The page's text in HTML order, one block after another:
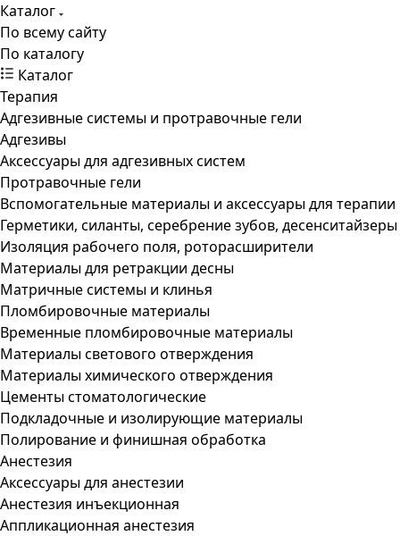
Каталог
По всему сайту
По каталогу
Каталог
Терапия
Адгезивные системы и протравочные гели
Адгезивы
Аксессуары для адгезивных систем
Протравочные гели
Вспомогательные материалы и аксессуары для терапии
Герметики, силанты, серебрение зубов, десенситайзеры
Изоляция рабочего поля, роторасширители
Материалы для ретракции десны
Матричные системы и клинья
Пломбировочные материалы
Временные пломбировочные материалы
Материалы светового отверждения
Материалы химического отверждения
Цементы стоматологические
Подкладочные и изолирующие материалы
Полирование и финишная обработка
Анестезия
Аксессуары для анестезии
Анестезия инъекционная
Аппликационная анестезия